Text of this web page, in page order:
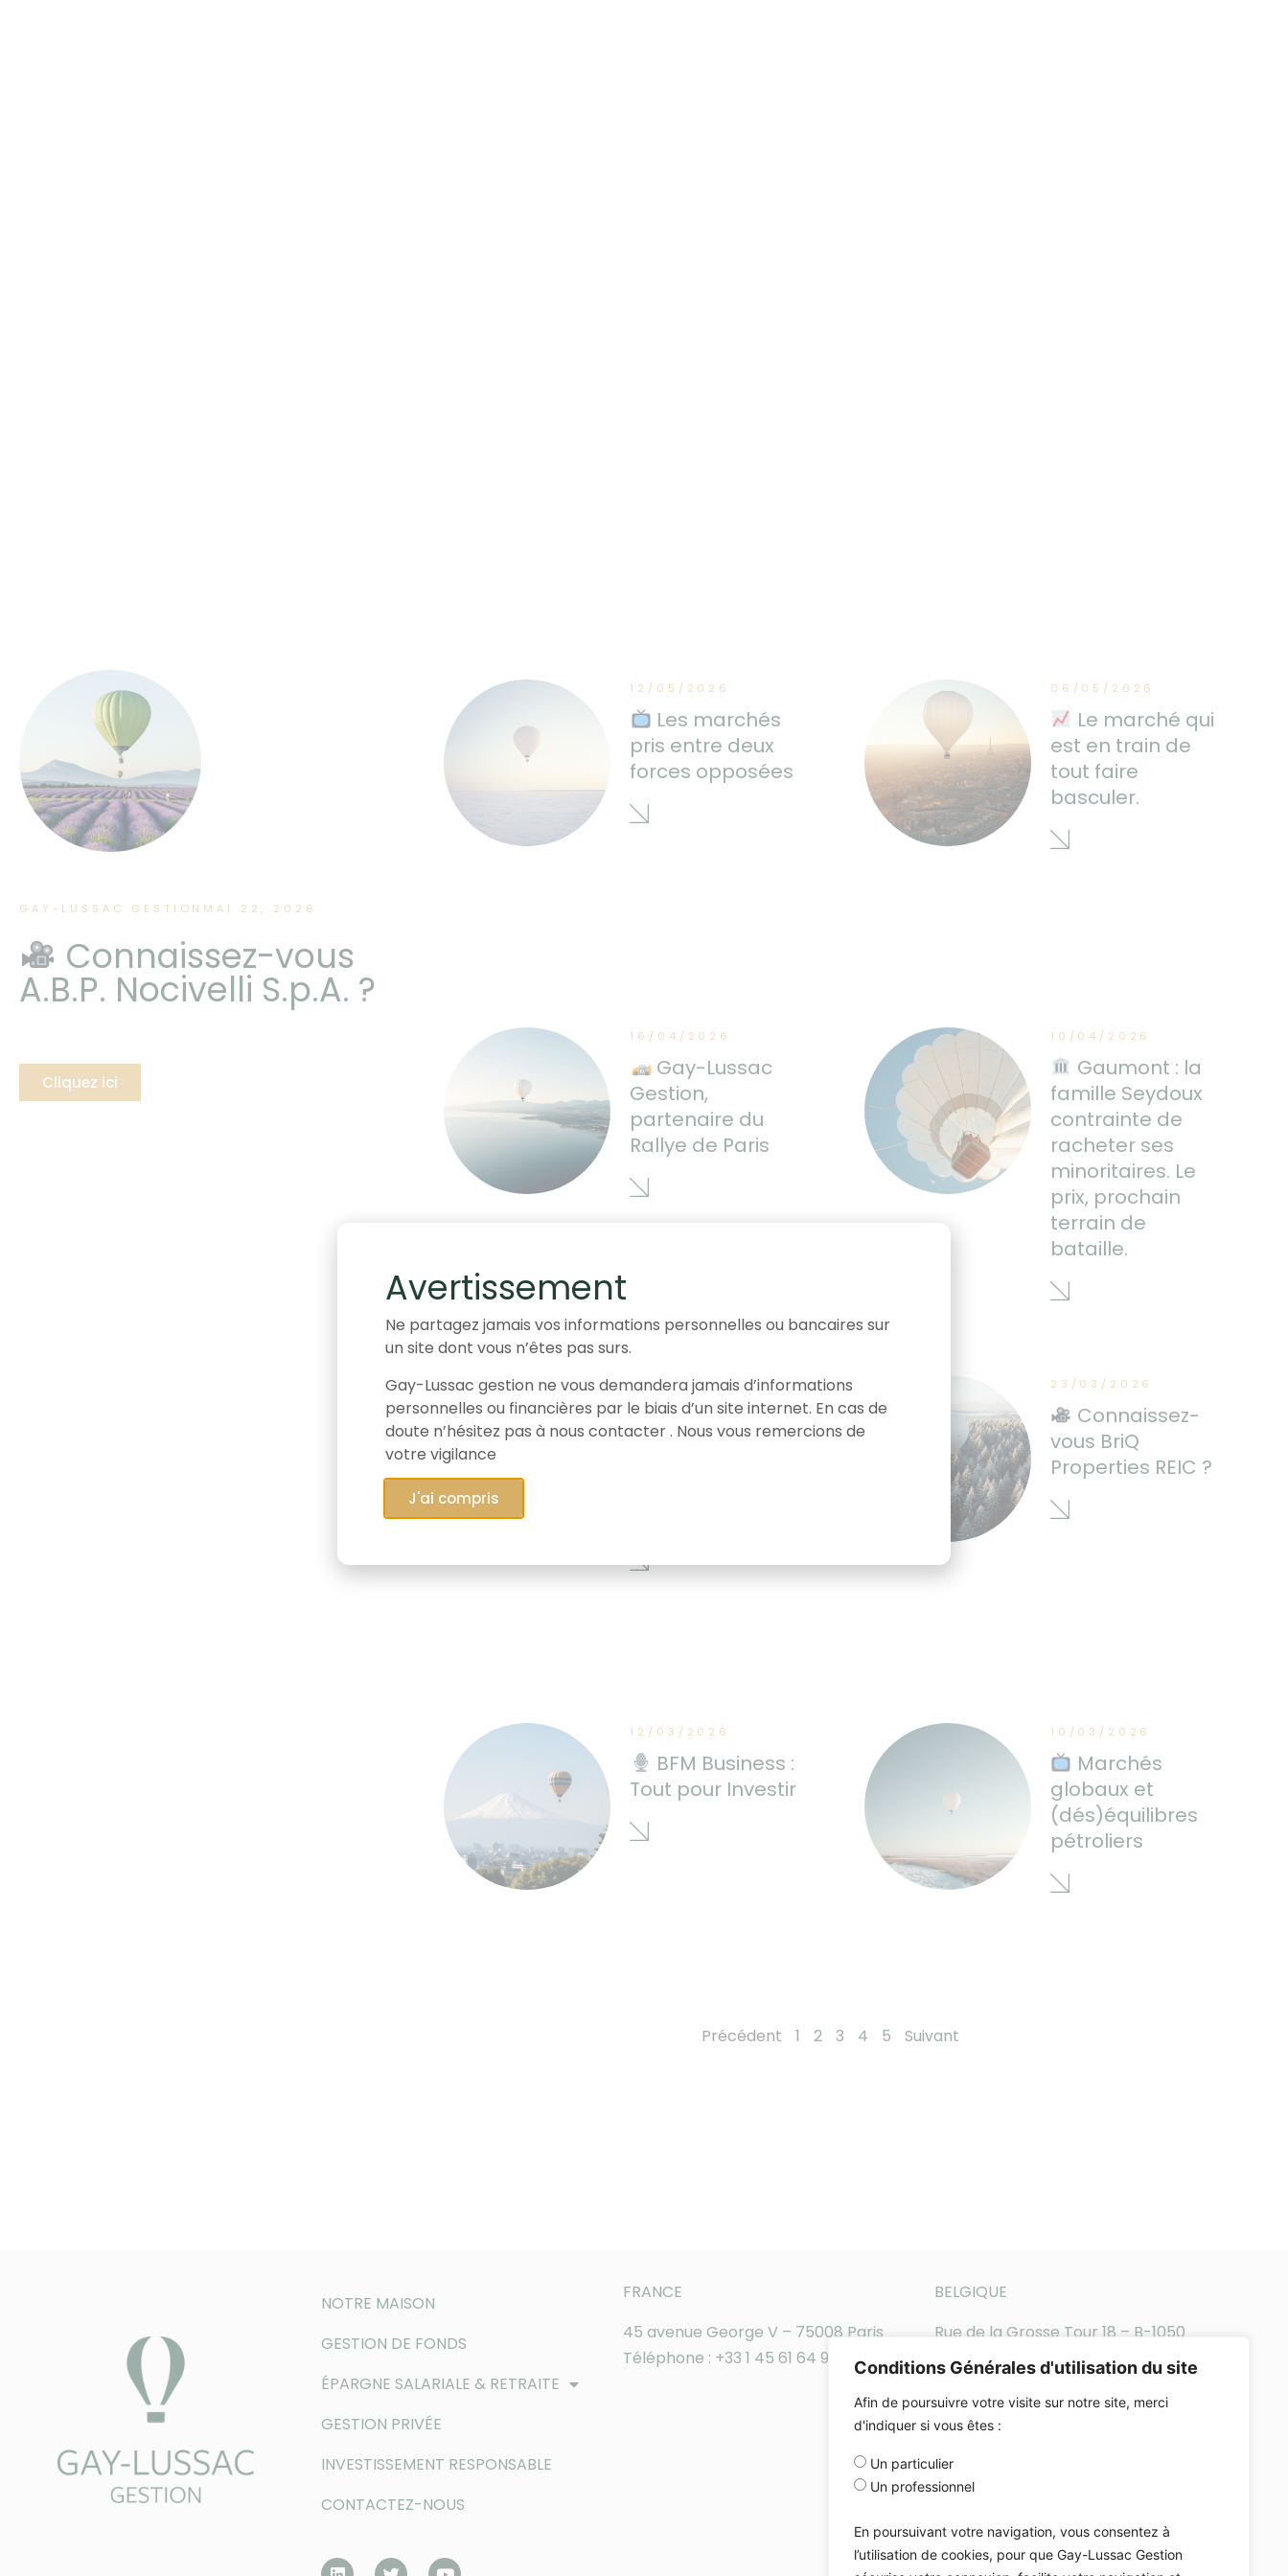
Conditions Générales d'utilisation du site
Afin de poursuivre votre visite sur notre site, merci
d'indiquer si vous êtes :
Un particulier
Un professionnel
En poursuivant votre navigation, vous consentez à
l’utilisation de cookies, pour que Gay-Lussac Gestion
GAY-LUSSAC GESTION MAI 22, 2026
Connaissez-vous
A.B.P. Nocivelli S.p.A. ?
Cliquez ici
12/05/2026
Les marchés
pris entre deux
forces opposées
06/05/2026
Le marché qui
est en train de
tout faire
basculer.
16/04/2026
Gay-Lussac
Gestion,
partenaire du
Rallye de Paris
10/04/2026
Gaumont : la
famille Seydoux
contrainte de
racheter ses
minoritaires. Le
prix, prochain
terrain de
bataille.
26/03/2026
Une décision
importante pour
23/03/2026
Connaissez-
vous BriQ
Properties REIC ?
12/03/2026
BFM Business :
Tout pour Investir
10/03/2026
Marchés
globaux et
(dés)équilibres
pétroliers
Précédent 1 2 3 4 5 Suivant
NOTRE MAISON
GESTION DE FONDS
ÉPARGNE SALARIALE & RETRAITE
GESTION PRIVÉE
INVESTISSEMENT RESPONSABLE
CONTACTEZ-NOUS
FRANCE
45 avenue George V – 75008 Paris
Téléphone : +33 1 45 61 64 90
BELGIQUE
Rue de la Grosse Tour 18 – B-1050
Bruxelles
Avertissement
Ne partagez jamais vos informations personnelles ou bancaires sur
un site dont vous n’êtes pas surs.
Gay-Lussac gestion ne vous demandera jamais d’informations
personnelles ou financières par le biais d’un site internet. En cas de
doute n’hésitez pas à nous contacter . Nous vous remercions de
votre vigilance
J'ai compris